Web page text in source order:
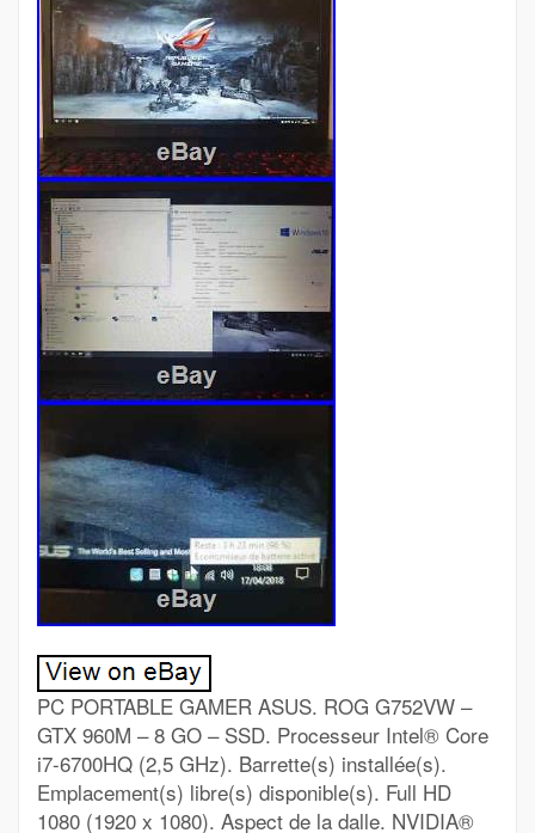
PC PORTABLE GAMER ASUS. ROG G752VW –
GTX 960M – 8 GO – SSD. Processeur Intel® Core
i7-6700HQ (2,5 GHz). Barrette(s) installée(s).
Emplacement(s) libre(s) disponible(s). Full HD
1080 (1920 x 1080). Aspect de la dalle. NVIDIA®